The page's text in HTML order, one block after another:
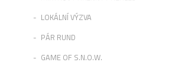
LOKÁLNÍ VÝZVA
PÁR RUND
GAME OF S.N.O.W.